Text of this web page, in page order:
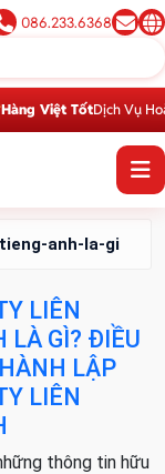
086.233.6368
Việt TốtDịch Vụ Hoàn
anh-la-gi
LIÊN
LÀ GÌ? ĐIỀU
LẬP
LIÊN
thông tin hữu